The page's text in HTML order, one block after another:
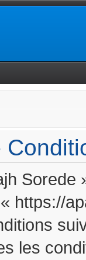
https://
les